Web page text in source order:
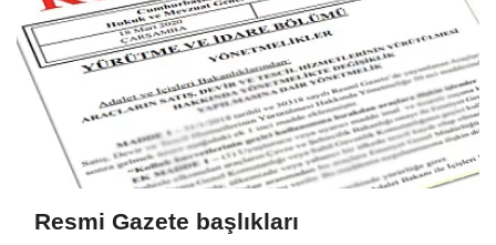
Resmi Gazete başlıkları